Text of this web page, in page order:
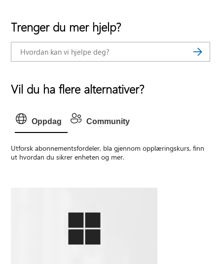
Trenger du mer hjelp?
Vil du ha flere alternativer?
Oppdag Community
Utforsk abonnementsfordeler, bla gjennom opplæringskurs, finn
ut hvordan du sikrer enheten og mer.